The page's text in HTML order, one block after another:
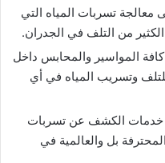
معالجة تسربات المياه التي
من التلف في الجدران.
المواسير والمحابس داخل
وتسريب المياه في أي
خدمات الكشف عن تسربات
بل والعالمية في